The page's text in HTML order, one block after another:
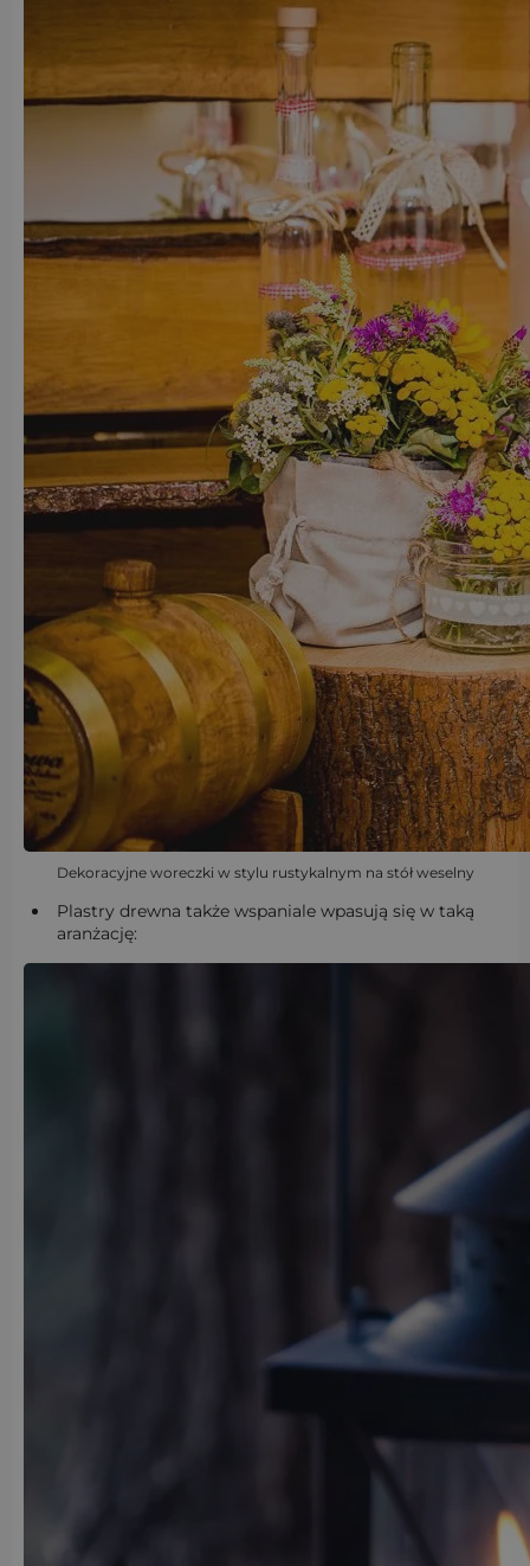
Dekoracyjne woreczki w stylu rustykalnym na stół weselny
Plastry drewna także wspaniale wpasują się w taką
aranżację: